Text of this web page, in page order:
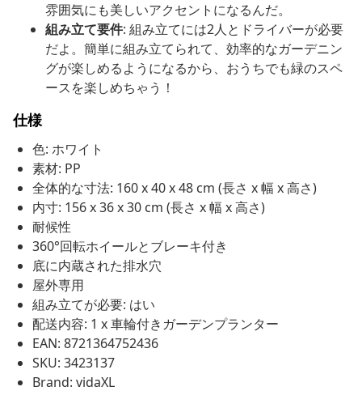
雰囲気にも美しいアクセントになるんだ。
組み立て要件: 組み立てには2人とドライバーが必要
だよ。簡単に組み立てられて、効率的なガーデニン
グが楽しめるようになるから、おうちでも緑のスペ
ースを楽しめちゃう！
仕様
色: ホワイト
素材: PP
全体的な寸法: 160 x 40 x 48 cm (長さ x 幅 x 高さ)
内寸: 156 x 36 x 30 cm (長さ x 幅 x 高さ)
耐候性
360°回転ホイールとブレーキ付き
底に内蔵された排水穴
屋外専用
組み立てが必要: はい
配送内容: 1 x 車輪付きガーデンプランター
EAN: 8721364752436
SKU: 3423137
Brand: vidaXL